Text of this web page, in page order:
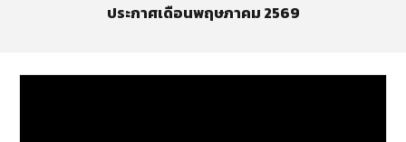
ประกาศเดือนพฤษภาคม 2569